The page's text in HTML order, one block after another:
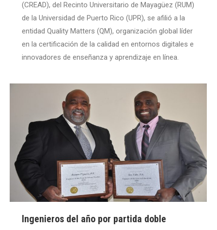
(CREAD), del Recinto Universitario de Mayagüez (RUM)
de la Universidad de Puerto Rico (UPR), se afilió a la
entidad Quality Matters (QM), organización global líder
en la certificación de la calidad en entornos digitales e
innovadores de enseñanza y aprendizaje en línea.
Ingenieros del año por partida doble